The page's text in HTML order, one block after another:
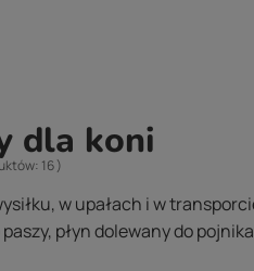
dla koni
16)
w upałach i w
płyn dolewany do